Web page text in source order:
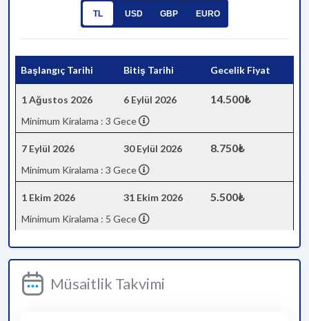
TL USD GBP EURO
Başlangıç Tarihi Bitiş Tarihi Gecelik Fiyat
1 Ağustos 2026 6 Eylül 2026 14.500₺
Minimum Kiralama : 3 Gece
7 Eylül 2026 30 Eylül 2026 8.750₺
Minimum Kiralama : 3 Gece
1 Ekim 2026 31 Ekim 2026 5.500₺
Minimum Kiralama : 5 Gece
Müsaitlik Takvimi